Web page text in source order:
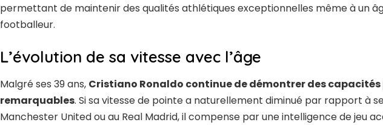
permettant de maintenir des qualités athlétiques exceptionnelles même à un
footballeur.
L’évolution de sa vitesse avec l’âge
Malgré ses 39 ans, Cristiano Ronaldo continue de démontrer des capacités
remarquables. Si sa vitesse de pointe a naturellement diminué par rapport à
Manchester United ou au Real Madrid, il compense par une intelligence de jeu